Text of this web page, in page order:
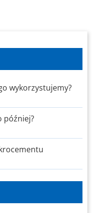
wykorzystujemy?
później?